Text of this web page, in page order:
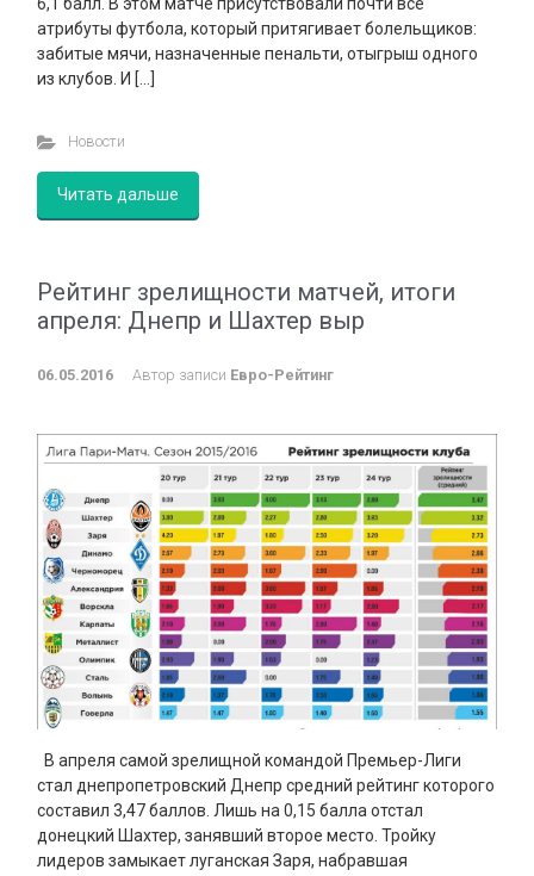
атрибуты футбола, который притягивает болельщиков:
забитые мячи, назначенные пенальти, отыгрыш одного
из клубов. И […]
Новости
Читать дальше
Рейтинг зрелищности матчей, итоги
апреля: Днепр и Шахтер выр
06.05.2016 Автор записи Евро-Рейтинг
В апреля самой зрелищной командой Премьер-Лиги
стал днепропетровский Днепр средний рейтинг которого
составил 3,47 баллов. Лишь на 0,15 балла отстал
донецкий Шахтер, занявший второе место. Тройку
лидеров замыкает луганская Заря, набравшая